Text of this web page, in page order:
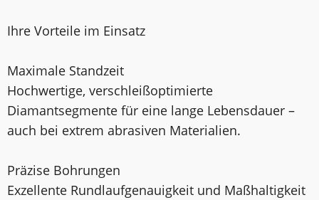
Ihre Vorteile im Einsatz
Maximale Standzeit
Hochwertige, verschleißoptimierte
Diamantsegmente für eine lange Lebensdauer –
auch bei extrem abrasiven Materialien.
Präzise Bohrungen
Exzellente Rundlaufgenauigkeit und Maßhaltigkeit